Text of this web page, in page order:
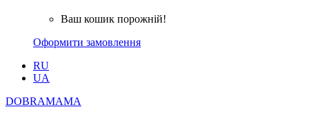
Ваш кошик порожній!
Оформити замовлення
RU
UA
DOBRAMAMA